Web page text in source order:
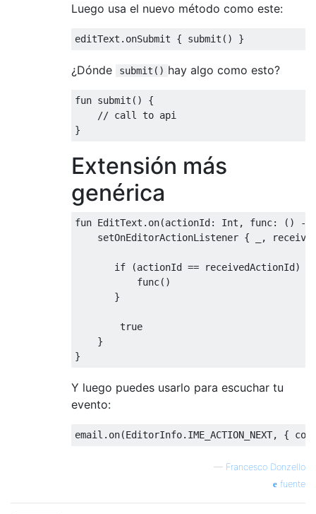
Luego usa el nuevo método como este:
editText . onSubmit { submit () }
¿Dónde submit() hay algo como esto?
fun submit ()
{
// call to api
}
Extensión más
genérica
fun EditText . on(actionId: Int , func: ()
->
    setOnEditorActionListener
{ ,
if (actionId == receivedActionId)
           func
()
}
true
}
}
Y luego puedes usarlo para escuchar tu
evento:
email . on(EditorInfo. IME_ACTION_NEXT, {
— Francesco Donzello
fuente